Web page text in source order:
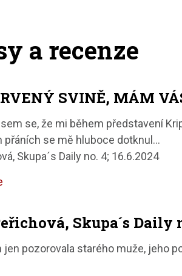
a recenze
SVINĚ, MÁM
se, že mi během představení
přáních se mě hluboce dotknul…
Skupa´s Daily no. 4; 16.6.2024
Skupa´s Daily
jen pozorovala starého muže, jeho